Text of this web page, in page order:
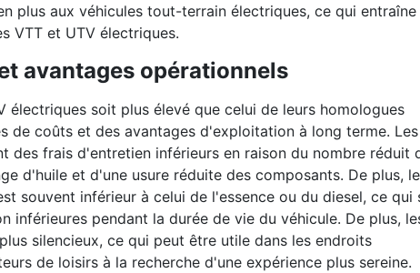
plus aux véhicules tout-terrain électriques, ce qui entraîne
VTT et UTV électriques.
avantages opérationnels
électriques soit plus élevé que celui de leurs homologues
de coûts et des avantages d'exploitation à long terme. Les
des frais d'entretien inférieurs en raison du nombre réduit
d'huile et d'une usure réduite des composants. De plus, le
souvent inférieur à celui de l'essence ou du diesel, ce qui
inférieures pendant la durée de vie du véhicule. De plus,
silencieux, ce qui peut être utile dans les endroits
de loisirs à la recherche d'une expérience plus sereine.